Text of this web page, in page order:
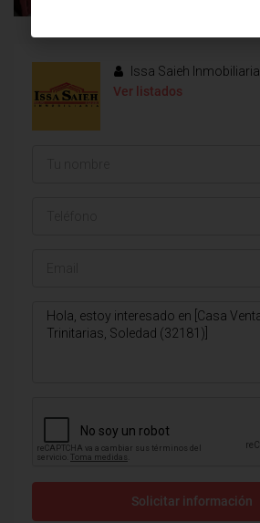
Issa Saieh Inmobiliaria
Ver listados
Solicitar información